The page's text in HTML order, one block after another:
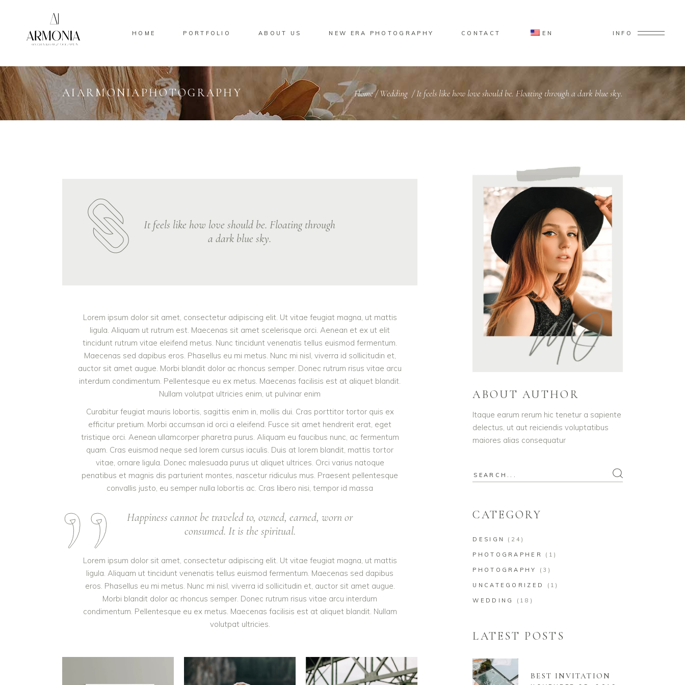
HOME PORTFOLIO ABOUT US NEW ERA PHOTOGRAPHY CONTACT EN INFO
AIARMONIAPHOTOGRAPHY Home/Wedding /It feels like how love should be. Floating through a dark blue sky.
It feels like how love should be. Floating through
a dark blue sky.
Lorem ipsum dolor sit amet, consectetur adipiscing elit. Ut vitae feugiat magna, ut mattis
ligula. Aliquam ut rutrum est. Maecenas sit amet scelerisque orci. Aenean et ex ut elit
tincidunt rutrum vitae eleifend metus. Nunc tincidunt venenatis tellus euismod fermentum.
Maecenas sed dapibus eros. Phasellus eu mi metus. Nunc mi nisl, viverra id sollicitudin et,
auctor sit amet augue. Morbi blandit dolor ac rhoncus semper. Donec rutrum risus vitae arcu
interdum condimentum. Pellentesque eu ex metus. Maecenas facilisis est at aliquet blandit.
Nullam volutpat ultricies enim, ut pulvinar enim
Curabitur feugiat mauris lobortis, sagittis enim in, mollis dui. Cras porttitor tortor quis ex
efficitur pretium. Morbi accumsan id orci a eleifend. Fusce sit amet hendrerit erat, eget
tristique orci. Aenean ullamcorper pharetra purus. Aliquam eu faucibus nunc, ac fermentum
quam. Cras euismod neque sed lorem cursus iaculis. Duis at lorem blandit, mattis tortor
vitae, ornare ligula. Donec malesuada purus ut aliquet ultrices. Orci varius natoque
penatibus et magnis dis parturient montes, nascetur ridiculus mus. Praesent pellentesque
convallis justo, eu semper nulla lobortis ac. Cras libero nisi, tempor id massa
Happiness cannot be traveled to, owned, earned, worn or
consumed. It is the spiritual.
Lorem ipsum dolor sit amet, consectetur adipiscing elit. Ut vitae feugiat magna, ut mattis
ligula. Aliquam ut tincidunt venenatis tellus euismod fermentum. Maecenas sed dapibus
eros. Phasellus eu mi metus. Nunc mi nisl, viverra id sollicitudin et, auctor sit amet augue.
Morbi blandit dolor ac rhoncus semper. Donec rutrum risus vitae arcu interdum
condimentum. Pellentesque eu ex metus. Maecenas facilisis est at aliquet blandit. Nullam
volutpat ultricies.
ABOUT AUTHOR
Itaque earum rerum hic tenetur a sapiente
delectus, ut aut reiciendis voluptatibus
maiores alias consequatur
Search
CATEGORY
DESIGN (24)
PHOTOGRAPHER (1)
PHOTOGRAPHY (3)
UNCATEGORIZED (1)
WEDDING (18)
LATEST POSTS
BEST INVITATION